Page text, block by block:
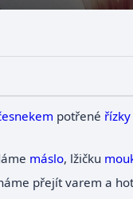
potřené řízky
máslo, lžičku
přejít varem a